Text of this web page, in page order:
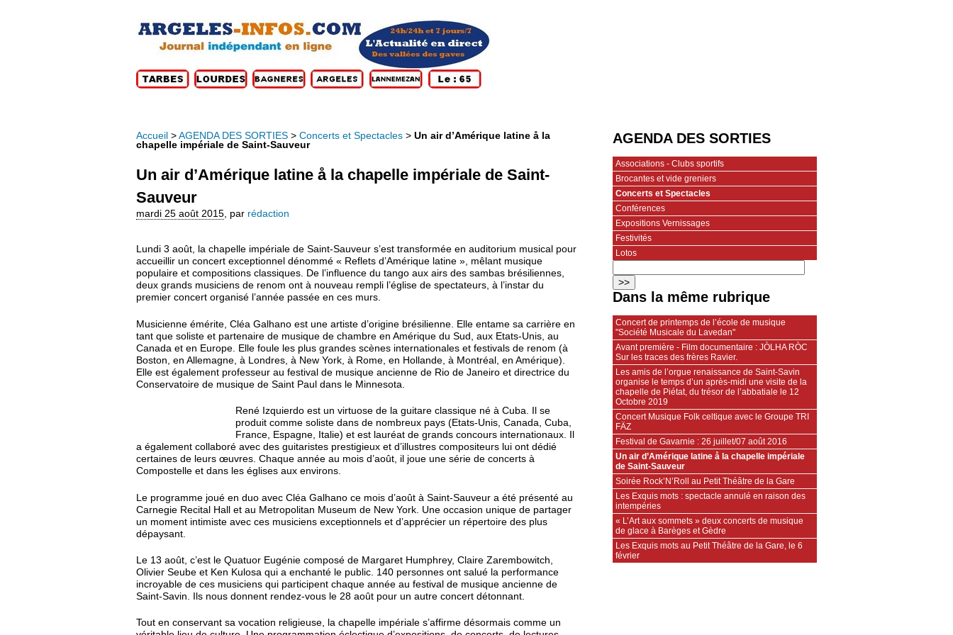
Accueil > AGENDA DES SORTIES > Concerts et Spectacles > Un air d’Amérique latine å la
chapelle impériale de Saint-Sauveur
Un air d’Amérique latine å la chapelle impériale de Saint-
Sauveur
mardi 25 août 2015 par rédaction
Lundi 3 août, la chapelle impériale de Saint-Sauveur s’est transformée en auditorium musical pour
accueillir un concert exceptionnel dénommé « Reflets d’Amérique latine », mêlant musique
populaire et compositions classiques. De l’influence du tango aux airs des sambas brésiliennes,
deux grands musiciens de renom ont à nouveau rempli l’église de spectateurs, à l’instar du
premier concert organisé l’année passée en ces murs.
Musicienne émérite, Cléa Galhano est une artiste d’origine brésilienne. Elle entame sa carrière en
tant que soliste et partenaire de musique de chambre en Amérique du Sud, aux Etats-Unis, au
Canada et en Europe. Elle foule les plus grandes scènes internationales et festivals de renom (à
Boston, en Allemagne, à Londres, à New York, à Rome, en Hollande, à Montréal, en Amérique).
Elle est également professeur au festival de musique ancienne de Rio de Janeiro et directrice du
Conservatoire de musique de Saint Paul dans le Minnesota.
René Izquierdo est un virtuose de la guitare classique né à Cuba. Il se
produit comme soliste dans de nombreux pays (Etats-Unis, Canada, Cuba,
France, Espagne, Italie) et est lauréat de grands concours internationaux. Il
a également collaboré avec des guitaristes prestigieux et d’illustres compositeurs lui ont dédié
certaines de leurs œuvres. Chaque année au mois d’août, il joue une série de concerts à
Compostelle et dans les églises aux environs.
Le programme joué en duo avec Cléa Galhano ce mois d’août à Saint-Sauveur a été présenté au
Carnegie Recital Hall et au Metropolitan Museum de New York. Une occasion unique de partager
un moment intimiste avec ces musiciens exceptionnels et d’apprécier un répertoire des plus
dépaysant.
Le 13 août, c’est le Quatuor Eugénie composé de Margaret Humphrey, Claire Zarembowitch,
Olivier Seube et Ken Kulosa qui a enchanté le public. 140 personnes ont salué la performance
incroyable de ces musiciens qui participent chaque année au festival de musique ancienne de
Saint-Savin. Ils nous donnent rendez-vous le 28 août pour un autre concert détonnant.
Tout en conservant sa vocation religieuse, la chapelle impériale s’affirme désormais comme un
AGENDA DES SORTIES
Associations - Clubs sportifs
Brocantes et vide greniers
Concerts et Spectacles
Conférences
Expositions Vernissages
Festivités
Lotos
Dans la même rubrique
Concert de printemps de l’école de musique
"Société Musicale du Lavedan"
Avant première - Film documentaire : JÒLHA RÒC
Sur les traces des frères Ravier.
Les amis de l’orgue renaissance de Saint-Savin
organise le temps d’un après-midi une visite de la
chapelle de Piétat, du trésor de l’abbatiale le 12
Octobre 2019
Concert Musique Folk celtique avec le Groupe TRI
FÄZ
Festival de Gavarnie : 26 juillet/07 août 2016
Un air d’Amérique latine å la chapelle impériale
de Saint-Sauveur
Soirée Rock’N’Roll au Petit Théâtre de la Gare
Les Exquis mots : spectacle annulé en raison des
intempéries
« L’Art aux sommets » deux concerts de musique
de glace à Barèges et Gèdre
Les Exquis mots au Petit Théâtre de la Gare, le 6
février